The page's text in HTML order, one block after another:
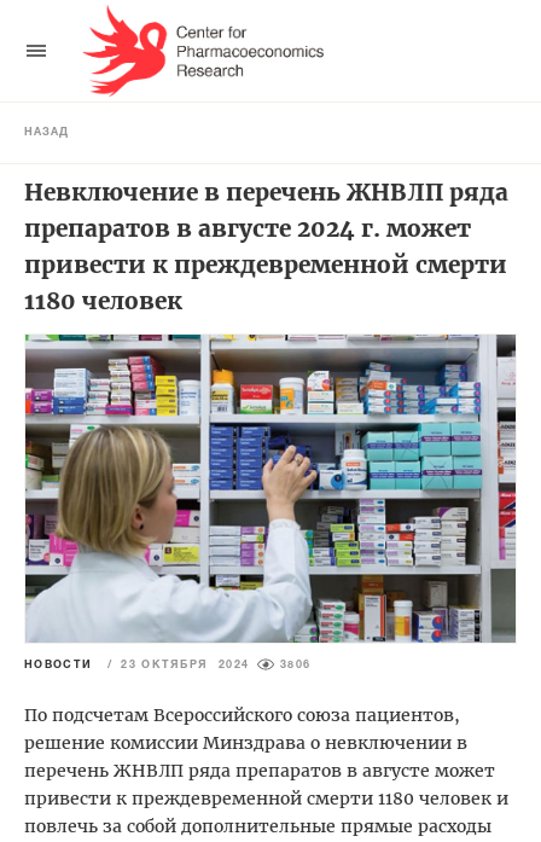
НАЗАД
Невключение в перечень ЖНВЛП ряда
препаратов в августе 2024 г. может
привести к преждевременной смерти
1180 человек
НОВОСТИ / 23 ОКТЯБРЯ 2024 3806
По подсчетам Всероссийского союза пациентов,
решение комиссии Минздрава о невключении в
перечень ЖНВЛП ряда препаратов в августе может
привести к преждевременной смерти 1180 человек и
повлечь за собой дополнительные прямые расходы